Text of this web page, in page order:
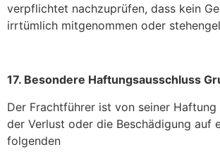
verpflichtet nachzuprüfen, dass kein
irrtümlich mitgenommen oder
17. Besondere Haftungsausschluss
Der Frachtführer ist von seiner
der Verlust oder die Beschädigung auf
folgenden